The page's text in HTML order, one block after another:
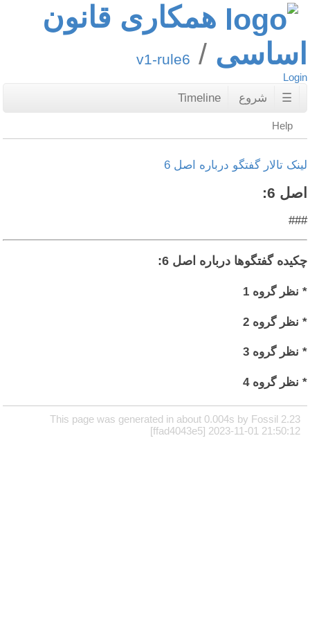
همکاری قانون
اساسی
v1-rule6
Login
☰ شروع Timeline
Help
لینک تالار گفتگو درباره اصل 6
اصل 6:
###
چکیده گفتگوها درباره اصل 6:
* نظر گروه 1
* نظر گروه 2
* نظر گروه 3
* نظر گروه 4
This page was generated in about 0.004s by Fossil 2.23
[ffad4043e5] 2023-11-01 21:50:12